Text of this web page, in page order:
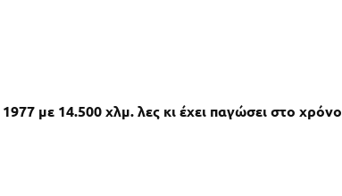
με 14.500 χλμ. λες κι έχει παγώσει στο χρόνο